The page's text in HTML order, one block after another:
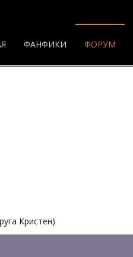
ФАНФИКИ ФОРУМ
Кристен)